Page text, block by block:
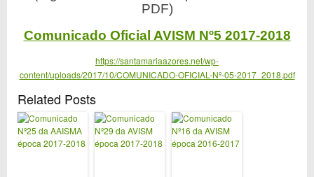
PDF)
Comunicado Oficial AVISM Nº5 2017-2018
https://santamariaazores.net/wp-
content/uploads/2017/10/COMUNICADO-OFICIAL-Nº-05-2017_2018.pdf
Related Posts